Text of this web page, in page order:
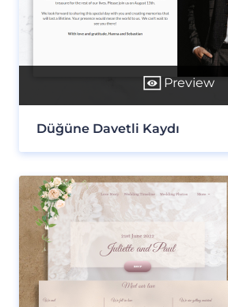
Preview
Düğüne Davetli Kaydı